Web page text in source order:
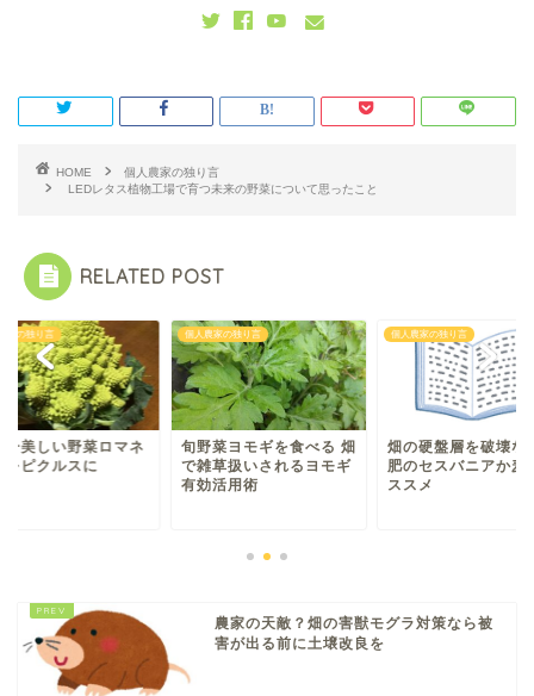
HOME
個人農家の独り言
LEDレタス植物工場で育つ未来の野菜について思ったこと
RELATED POST
家の独り言
一美しい野菜ロマネ
をピクルスに
個人農家の独り言
旬野菜ヨモギを食べる 畑
で雑草扱いされるヨモギ
有効活用術
個人農家の独り言
畑の硬盤層を破壊な
肥のセスバニアか麦
ススメ
農家の天敵？畑の害獣モグラ対策なら被
害が出る前に土壌改良を